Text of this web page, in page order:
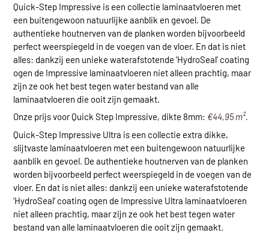
Quick-Step Impressive is een collectie laminaatvloeren met
een buitengewoon natuurlijke aanblik en gevoel. De
authentieke houtnerven van de planken worden bijvoorbeeld
perfect weerspiegeld in de voegen van de vloer. En dat is niet
alles: dankzij een unieke waterafstotende ‘HydroSeal’ coating
ogen de Impressive laminaatvloeren niet alleen prachtig, maar
zijn ze ook het best tegen water bestand van alle
laminaatvloeren die ooit zijn gemaakt.
Onze prijs voor Quick Step Impressive, dikte 8mm: €44,95 m².
Quick-Step Impressive Ultra is een collectie extra dikke,
slijtvaste laminaatvloeren met een buitengewoon natuurlijke
aanblik en gevoel. De authentieke houtnerven van de planken
worden bijvoorbeeld perfect weerspiegeld in de voegen van de
vloer. En dat is niet alles: dankzij een unieke waterafstotende
‘HydroSeal’ coating ogen de Impressive Ultra laminaatvloeren
niet alleen prachtig, maar zijn ze ook het best tegen water
bestand van alle laminaatvloeren die ooit zijn gemaakt.